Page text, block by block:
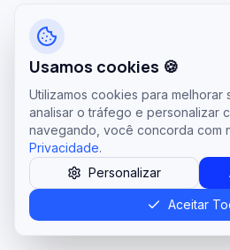
Usamos cookies 🍪
Utilizamos cookies para melhorar
analisar o tráfego e personalizar
navegando, você concorda com
Privacidade.
Personalizar
Aceitar